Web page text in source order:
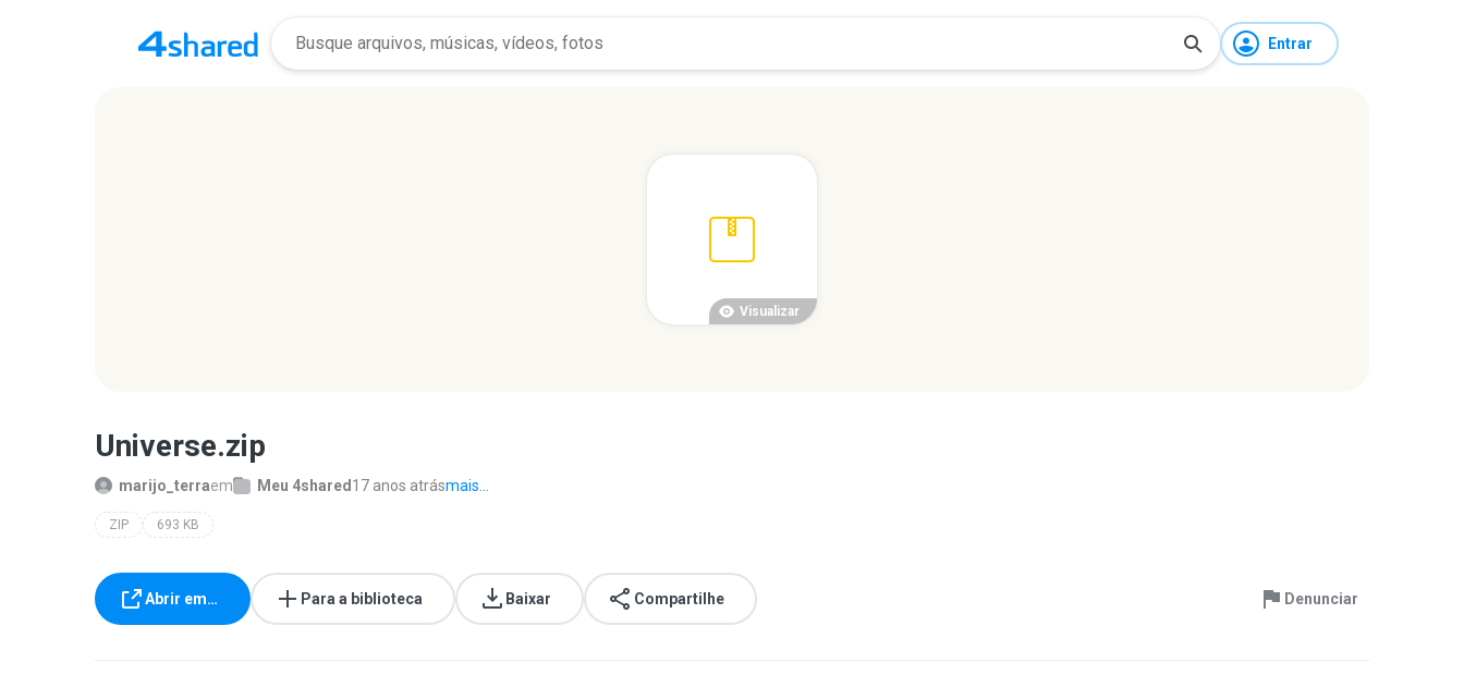
Entrar
Visualizar
Universe.zip
marijo_terraem Meu 4shared 17 anos atrásmais...
ZIP 693 KB
Abrir em… Para a biblioteca Baixar Compartilhe Denunciar